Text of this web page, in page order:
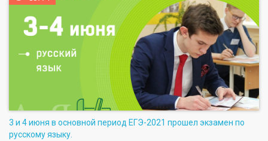
3 и 4 июня в основной период ЕГЭ-2021 прошел экзамен по
русскому языку.